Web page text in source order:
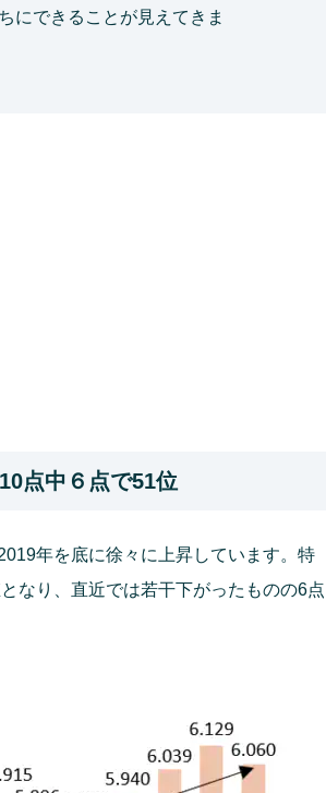
にできることが見えてきま
点中６点で51位
年を底に徐々に上昇しています。特
なり、直近では若干下がったものの6点